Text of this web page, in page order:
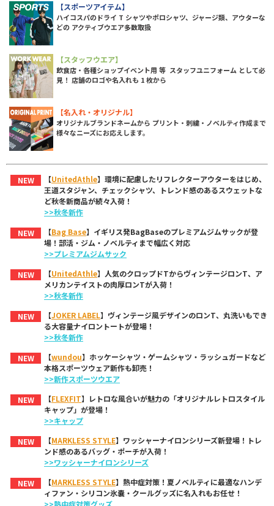
【スポーツアイテム】
ハイコスパのドライ T シャツやポロシャツ、ジャージ類、アウターな
どの アクティブウエア多数取扱
【スタッフウエア】
飲食店・各種ショップイベント用 等 スタッフユニフォーム として必
見！ 店舗のロゴや名入れも 1 枚から
【名入れ・オリジナル】
オリジナルブランドネームから プリント・刺繍・ノベルティ作成まで
様々なニーズにお応えします。
NEW 【UnitedAthle】環境に配慮したリフレクターアウターをはじめ、
王道スタジャン、チェックシャツ、トレンド感のあるスウェットな
ど秋冬新商品が続々入荷！
>>秋冬新作
NEW
【Bag Base】イギリス発BagBaseのプレミアムジムサックが登
場！部活・ジム・ノベルティまで幅広く対応
>>プレミアムジムサック
NEW
【UnitedAthle】人気のクロップドTからヴィンテージロンT、ア
メリカンテイストの肉厚ロンTが入荷！
>>秋冬新作
NEW
【JOKER LABEL】ヴィンテージ風デザインのロンT、丸洗いもでき
る大容量ナイロントートが登場！
>>秋冬新作
NEW
【wundou】ホッケーシャツ・ゲームシャツ・ラッシュガードなど
本格スポーツウェア新作も卸売！
>>新作スポーツウエア
NEW
【FLEXFIT】レトロな風合いが魅力の「オリジナルレトロスタイル
キャップ」が登場！
>>キャップ
NEW
【MARKLESS STYLE】ワッシャーナイロンシリーズ新登場！トレ
ンド感のあるバッグ・ポーチが入荷！
>>ワッシャーナイロンシリーズ
NEW
【MARKLESS STYLE】熱中症対策！夏ノベルティに最適なハンデ
ィファン・シリコン氷嚢・クールグッズに名入れもお任せ！
>>熱中症対策グッズ